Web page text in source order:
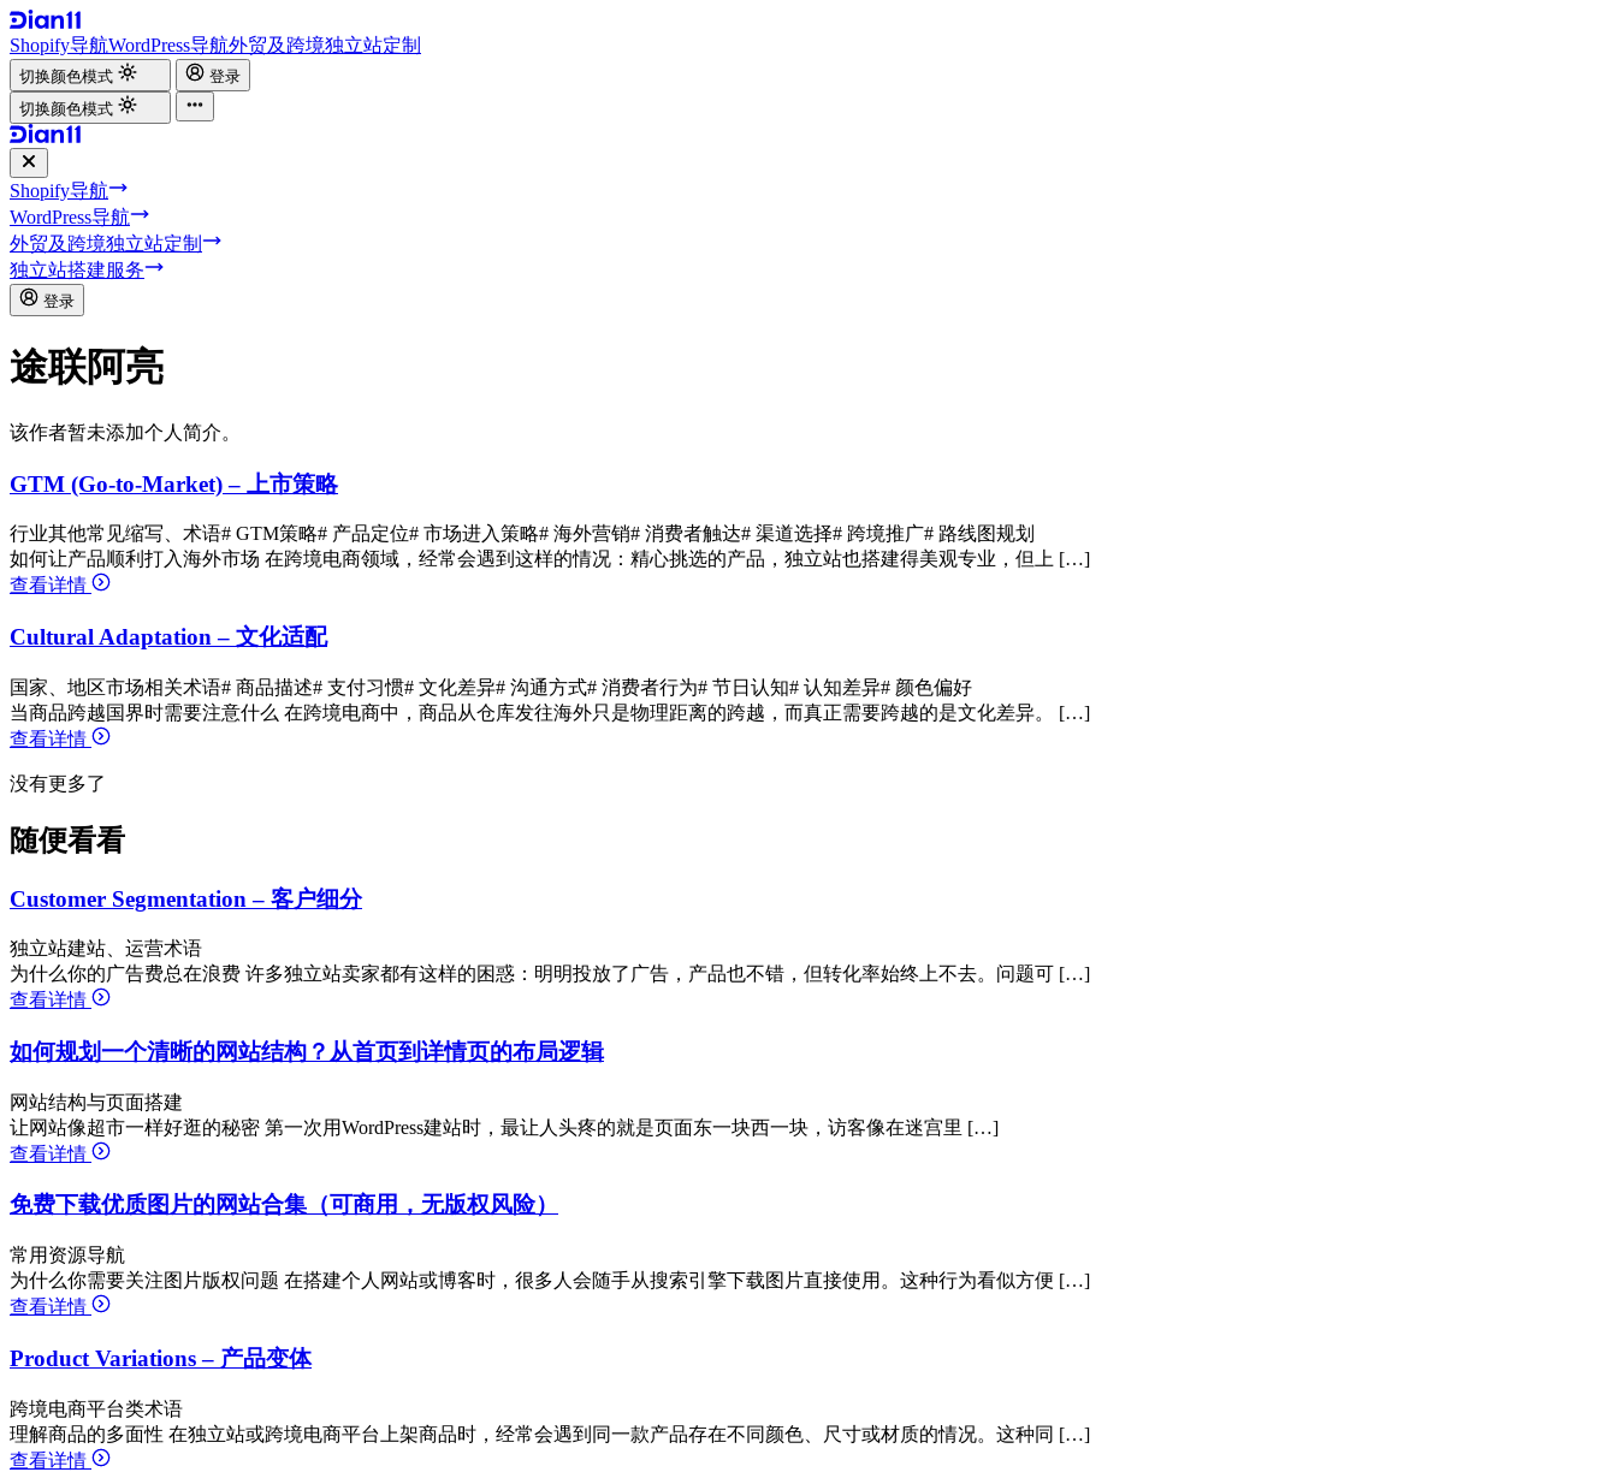
Shopify导航WordPress导航外贸及跨境独立站定制
切换颜色模式
登录
切换颜色模式
Shopify导航
WordPress导航
外贸及跨境独立站定制
独立站搭建服务
登录
途联阿亮
该作者暂未添加个人简介。
GTM (Go-to-Market) – 上市策略
行业其他常见缩写、术语# GTM策略# 产品定位# 市场进入策略# 海外营销# 消费者触达# 渠道选择# 跨境推广# 路线图规划
如何让产品顺利打入海外市场 在跨境电商领域，经常会遇到这样的情况：精心挑选的产品，独立站也搭建得美观专业，但上 […]
查看详情
Cultural Adaptation – 文化适配
国家、地区市场相关术语# 商品描述# 支付习惯# 文化差异# 沟通方式# 消费者行为# 节日认知# 认知差异# 颜色偏好
当商品跨越国界时需要注意什么 在跨境电商中，商品从仓库发往海外只是物理距离的跨越，而真正需要跨越的是文化差异。 […]
查看详情
没有更多了
随便看看
Customer Segmentation – 客户细分
独立站建站、运营术语
为什么你的广告费总在浪费 许多独立站卖家都有这样的困惑：明明投放了广告，产品也不错，但转化率始终上不去。问题可 […]
查看详情
如何规划一个清晰的网站结构？从首页到详情页的布局逻辑
网站结构与页面搭建
让网站像超市一样好逛的秘密 第一次用WordPress建站时，最让人头疼的就是页面东一块西一块，访客像在迷宫里 […]
查看详情
免费下载优质图片的网站合集（可商用，无版权风险）
常用资源导航
为什么你需要关注图片版权问题 在搭建个人网站或博客时，很多人会随手从搜索引擎下载图片直接使用。这种行为看似方便 […]
查看详情
Product Variations – 产品变体
跨境电商平台类术语
理解商品的多面性 在独立站或跨境电商平台上架商品时，经常会遇到同一款产品存在不同颜色、尺寸或材质的情况。这种同 […]
查看详情